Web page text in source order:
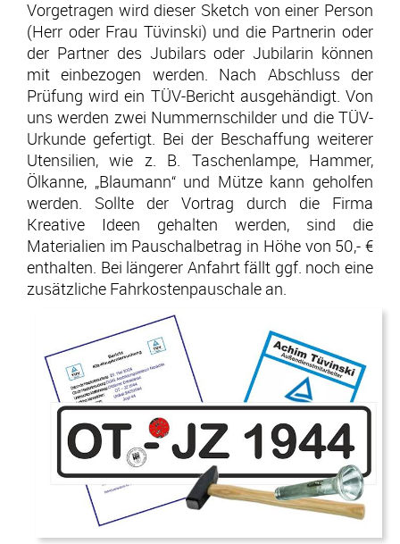
12349 Berlin • Deutschland
info@kreative-ideen.com
+49 (0)30 6874376
+49 (0)30 37719530
Anrufen
Anfahrt vCard QR-Code Bookmark
Datenschutz Cookie Einstellungen
Verwaltet mit HomepageEasy
Vorgetragen wird dieser Sketch von einer Person
(Herr oder Frau Tüvinski) und die Partnerin oder
der Partner des Jubilars oder Jubilarin können
mit einbezogen werden. Nach Abschluss der
Prüfung wird ein TÜV-Bericht ausgehändigt. Von
uns werden zwei Nummernschilder und die TÜV-
Urkunde gefertigt. Bei der Beschaffung weiterer
Utensilien, wie z. B. Taschenlampe, Hammer,
Ölkanne, „Blaumann“ und Mütze kann geholfen
werden. Sollte der Vortrag durch die Firma
Kreative Ideen gehalten werden, sind die
Materialien im Pauschalbetrag in Höhe von 50,- €
enthalten. Bei längerer Anfahrt fällt ggf. noch eine
zusätzliche Fahrkostenpauschale an.